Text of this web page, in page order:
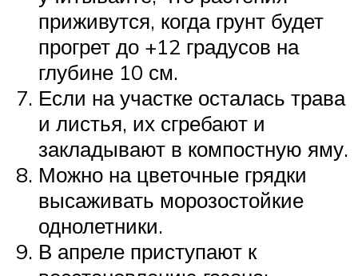
приживутся, когда грунт будет
прогрет до +12 градусов на
глубине 10 см.
Если на участке осталась трава
и листья, их сгребают и
закладывают в компостную яму.
Можно на цветочные грядки
высаживать морозостойкие
однолетники.
В апреле приступают к